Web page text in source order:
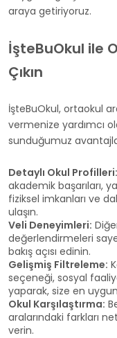
araya getiriyoruz.
İşteBuOkul ile
Çıkın
İşteBuOkul, ortaokul
vermenize yardımcı
sunduğumuz
Detaylı Okul Profilleri:
akademik başarıları,
fiziksel imkanları ve
ulaşın.
Veli Deneyimleri:
değerlendirmeleri
bakış açısı edinin.
Gelişmiş Filtreleme:
seçeneği, sosyal
yaparak, size en
Okul Karşılaştırma:
aralarındaki farkları
verin.